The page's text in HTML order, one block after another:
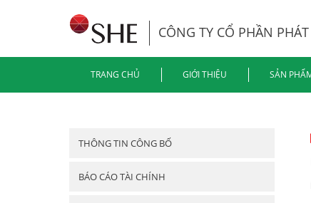
CÔNG TY CỔ PHẦN
TRANG CHỦ GIỚI THIỆU SẢN
THÔNG TIN CÔNG BỐ
BÁO CÁO TÀI CHÍNH